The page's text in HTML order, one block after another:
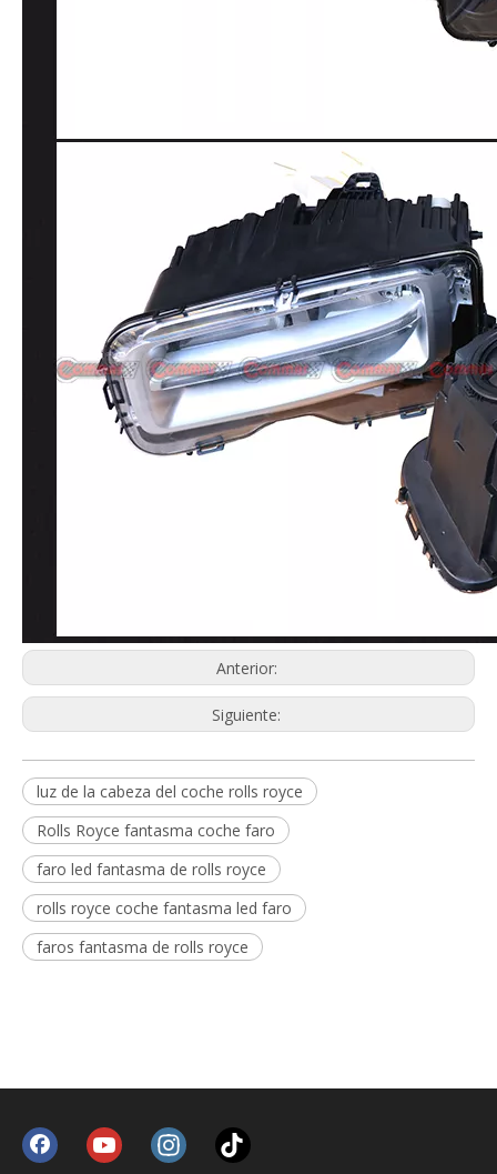
Anterior:
Siguiente:
luz de la cabeza del coche rolls royce
Rolls Royce fantasma coche faro
faro led fantasma de rolls royce
rolls royce coche fantasma led faro
faros fantasma de rolls royce